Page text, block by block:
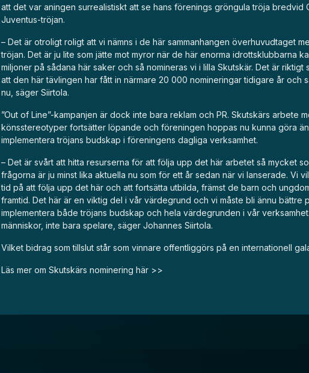
att det var aningen surrealistiskt att se hans förenings gröngula tröja bredvid
Juventus-tröjan.
– Det är otroligt roligt att vi nämns i de här sammanhangen överhuvudtaget
tröjan. Det är ju lite som jätte mot myror när de här enorma idrottsklubbarna
miljoner på sådana här saker och så nomineras vi i lilla Skutskär. Det är riktigt
att den här tävlingen har fått in närmare 20 000 nomineringar tidigare år och
nu, säger Siirtola.
”Out of Line”-kampanjen är dock inte bara reklam och PR. Skutskärs arbete
könsstereotyper fortsätter löpande och föreningen hoppas nu kunna göra
implementera tröjans budskap i föreningens dagliga verksamhet.
– Det är svårt att hitta resurserna för att följa upp det här arbetet så mycket
frågorna är ju minst lika aktuella nu som för ett år sedan när vi lanserade. Vi
tid på att följa upp det här och att fortsätta utbilda, främst de barn och
framtid. Det här är en viktig del i vår värdegrund och vi måste bli ännu bättre
implementera både tröjans budskap och hela värdegrunden i vår
människor, inte bara spelare, säger Johannes Siirtola.
Vilket bidrag som tillslut står som vinnare offentliggörs på en internationell
Läs mer om Skutskärs nominering här >>